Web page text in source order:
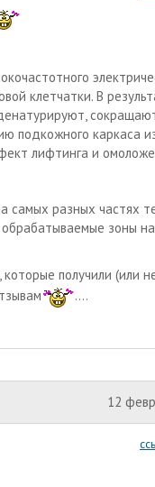
клетчатки. В
подкожного каркаса
лифтинга и
самых разных частях
зоны
получили (или
....
12